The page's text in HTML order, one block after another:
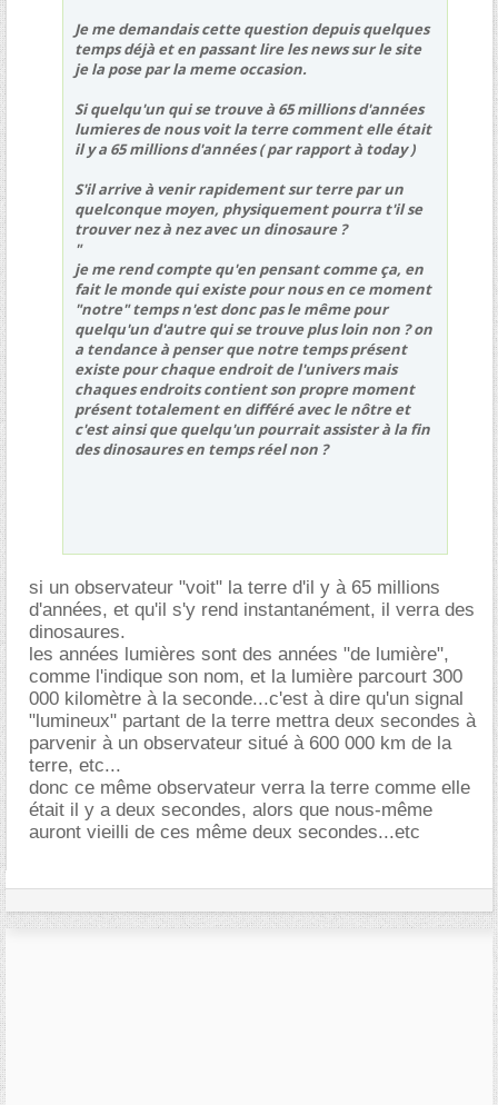
Je me demandais cette question depuis quelques
temps déjà et en passant lire les news sur le site
je la pose par la meme occasion.
Si quelqu'un qui se trouve à 65 millions d'années
lumieres de nous voit la terre comment elle était
il y a 65 millions d'années ( par rapport à today )
S'il arrive à venir rapidement sur terre par un
quelconque moyen, physiquement pourra t'il se
trouver nez à nez avec un dinosaure ?
"
je me rend compte qu'en pensant comme ça, en
fait le monde qui existe pour nous en ce moment
"notre" temps n'est donc pas le même pour
quelqu'un d'autre qui se trouve plus loin non ? on
a tendance à penser que notre temps présent
existe pour chaque endroit de l'univers mais
chaques endroits contient son propre moment
présent totalement en différé avec le nôtre et
c'est ainsi que quelqu'un pourrait assister à la fin
des dinosaures en temps réel non ?
si un observateur "voit" la terre d'il y à 65 millions
d'années, et qu'il s'y rend instantanément, il verra des
dinosaures.
les années lumières sont des années "de lumière",
comme l'indique son nom, et la lumière parcourt 300
000 kilomètre à la seconde...c'est à dire qu'un signal
"lumineux" partant de la terre mettra deux secondes à
parvenir à un observateur situé à 600 000 km de la
terre, etc...
donc ce même observateur verra la terre comme elle
était il y a deux secondes, alors que nous-même
auront vieilli de ces même deux secondes...etc